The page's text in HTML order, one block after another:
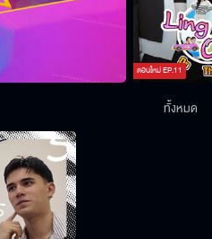
ตอนใหม่EP.11
ทั้งหมด